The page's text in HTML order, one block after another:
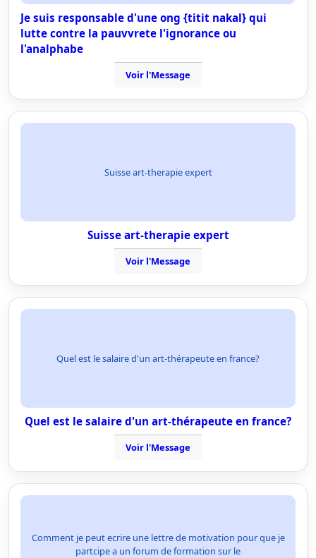
Je suis responsable d'une ong {titit nakal} qui
lutte contre la pauvvrete l'ignorance ou
l'analphabe
Voir l'Message
Suisse art-therapie expert
Suisse art-therapie expert
Voir l'Message
Quel est le salaire d'un art-thérapeute en france?
Quel est le salaire d'un art-thérapeute en france?
Voir l'Message
Comment je peut ecrire une lettre de motivation pour que je
partcipe a un forum de formation sur le